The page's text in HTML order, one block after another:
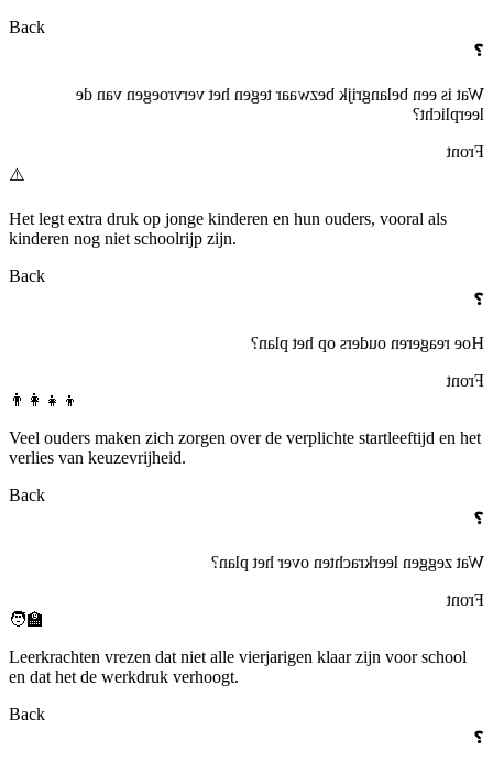
Back
❓
Wat is een belangrijk bezwaar tegen het vervroegen van de
leerplicht?
Front
⚠️
Het legt extra druk op jonge kinderen en hun ouders, vooral als
kinderen nog niet schoolrijp zijn.
Back
❓
Hoe reageren ouders op het plan?
Front
👨‍👩‍👧‍👦
Veel ouders maken zich zorgen over de verplichte startleeftijd en het
verlies van keuzevrijheid.
Back
❓
Wat zeggen leerkrachten over het plan?
Front
🧑‍🏫
Leerkrachten vrezen dat niet alle vierjarigen klaar zijn voor school
en dat het de werkdruk verhoogt.
Back
❓